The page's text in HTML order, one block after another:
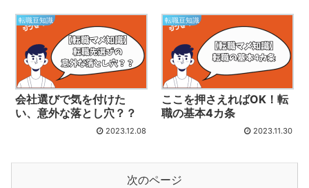
転職豆知識
会社選びで気を付けた
い、意外な落とし穴？？
2023.12.08
転職豆知識
ここを押さえればOK！転
職の基本4カ条
2023.11.30
次のページ